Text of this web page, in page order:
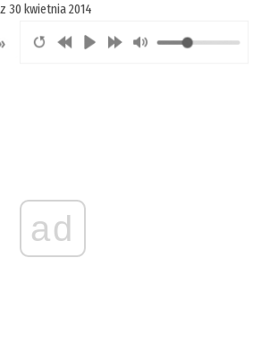
30 kwietnia 2014
ad